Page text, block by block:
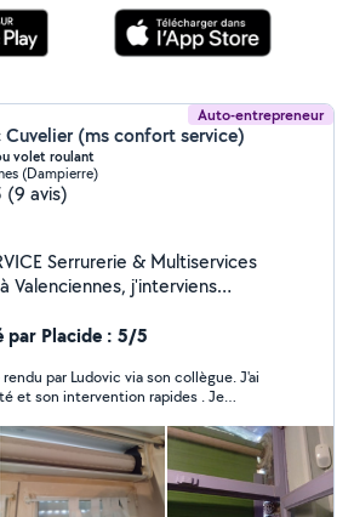
Auto-entrepreneur
Cuvelier (ms confort service)
volet roulant
(Dampierre)
(9 avis)
Valenciennes, j'interviens
Mise
/ remplacement
Disponible pour
par Placide : 5/5
par Ludovic via son collègue. J'ai
et son intervention rapides . Je